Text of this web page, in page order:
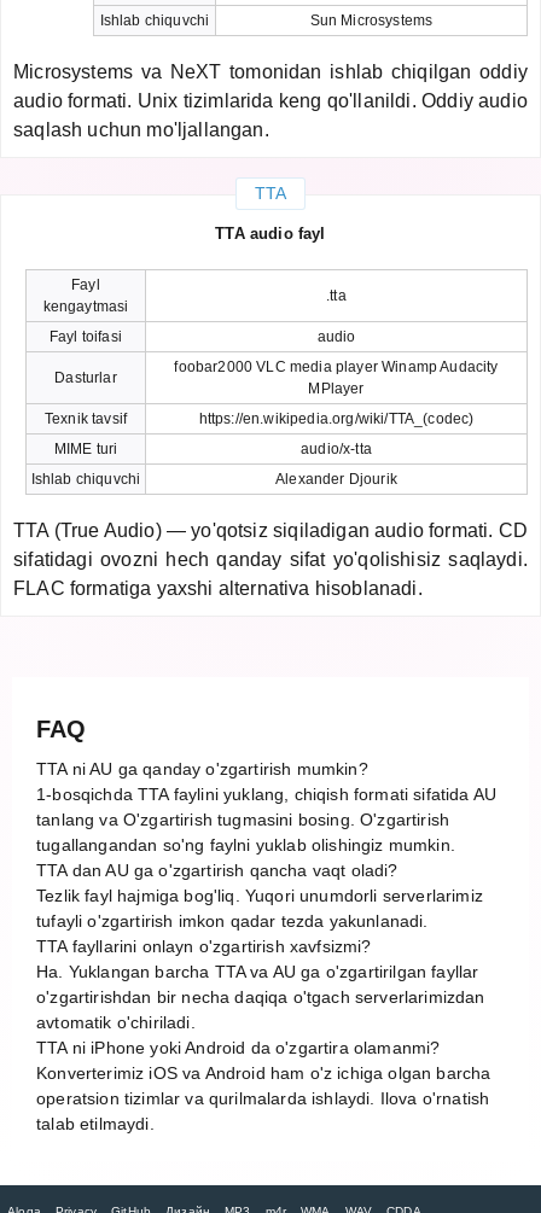
Ishlab chiquvchi
Sun Microsystems
Microsystems va NeXT tomonidan ishlab chiqilgan oddiy
audio formati. Unix tizimlarida keng qo'llanildi. Oddiy audio
saqlash uchun mo'ljallangan.
TTA
TTA audio fayl
Fayl
kengaytmasi
.tta
Fayl toifasi audio
Dasturlar
foobar2000 VLC media player Winamp Audacity
MPlayer
Texnik tavsif
https://en.wikipedia.org/wiki/TTA_(codec)
MIME turi
audio/x-tta
Ishlab chiquvchi
Alexander Djourik
TTA (True Audio) — yo'qotsiz siqiladigan audio formati. CD
sifatidagi ovozni hech qanday sifat yo'qolishisiz saqlaydi.
FLAC formatiga yaxshi alternativa hisoblanadi.
FAQ
TTA ni AU ga qanday o'zgartirish mumkin?
1-bosqichda TTA faylini yuklang, chiqish formati sifatida AU
tanlang va O'zgartirish tugmasini bosing. O'zgartirish
tugallangandan so'ng faylni yuklab olishingiz mumkin.
TTA dan AU ga o'zgartirish qancha vaqt oladi?
Tezlik fayl hajmiga bog'liq. Yuqori unumdorli serverlarimiz
tufayli o'zgartirish imkon qadar tezda yakunlanadi.
TTA fayllarini onlayn o'zgartirish xavfsizmi?
Ha. Yuklangan barcha TTA va AU ga o'zgartirilgan fayllar
o'zgartirishdan bir necha daqiqa o'tgach serverlarimizdan
avtomatik o'chiriladi.
TTA ni iPhone yoki Android da o'zgartira olamanmi?
Konverterimiz iOS va Android ham o'z ichiga olgan barcha
operatsion tizimlar va qurilmalarda ishlaydi. Ilova o'rnatish
talab etilmaydi.